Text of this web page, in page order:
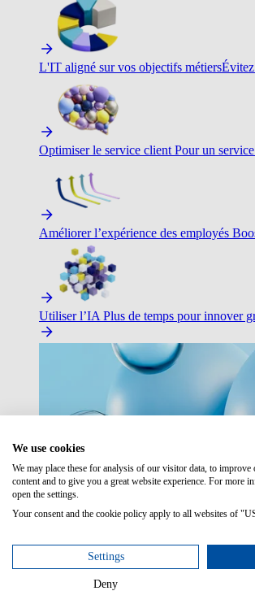
L'IT aligné sur vos objectifs métiers
Optimiser le service client Pour un
Améliorer l’expérience des employés
Utiliser l’IA Plus de temps pour innover
We use cookies
We may place these for analysis of our visitor data, to
content and to give you a great website experience. For more
open the settings.
Your consent and the cookie policy apply to all websites of
Settings
Deny